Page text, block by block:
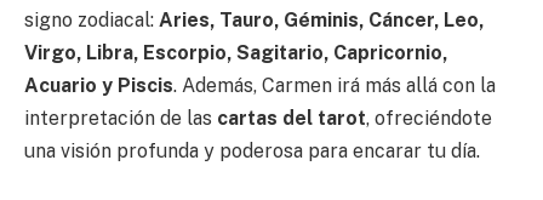
signo zodiacal: Aries, Tauro, Géminis, Cáncer, Leo,
Virgo, Libra, Escorpio, Sagitario, Capricornio,
Acuario y Piscis. Además, Carmen irá más allá con la
interpretación de las cartas del tarot, ofreciéndote
una visión profunda y poderosa para encarar tu día.